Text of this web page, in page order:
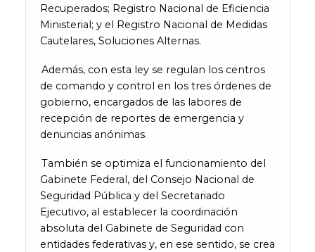
Recuperados; Registro Nacional de Eficiencia
Ministerial; y el Registro Nacional de Medidas
Cautelares, Soluciones Alternas.
Además, con esta ley se regulan los centros
de comando y control en los tres órdenes de
gobierno, encargados de las labores de
recepción de reportes de emergencia y
denuncias anónimas.
También se optimiza el funcionamiento del
Gabinete Federal, del Consejo Nacional de
Seguridad Pública y del Secretariado
Ejecutivo, al establecer la coordinación
absoluta del Gabinete de Seguridad con
entidades federativas y, en ese sentido, se crea